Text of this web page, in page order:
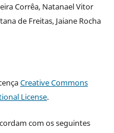
Corrêa, Natanael Vitor
de Freitas, Jaiane Rocha
Creative Commons
License.
com os seguintes